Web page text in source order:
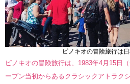
ピノキオの冒険旅行は
ピノキオの冒険旅行は、1983年4月15日
ープン当初からあるクラシックアトラクシ